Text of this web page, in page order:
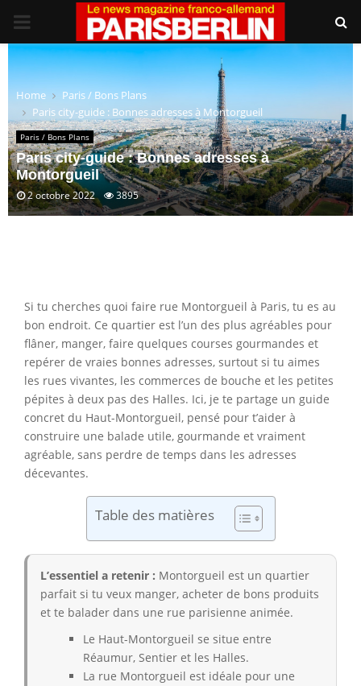
PRIMARY
MENU
Home
Paris / Bons Plans
Paris city-guide : Bonnes adresses à Montorgueil
Paris / Bons Plans
Paris city-guide : Bonnes adresses à
Montorgueil
2 octobre 2022 3895
Si tu cherches quoi faire rue Montorgueil à Paris, tu es au
bon endroit. Ce quartier est l’un des plus agréables pour
flâner, manger, faire quelques courses gourmandes et
repérer de vraies bonnes adresses, surtout si tu aimes
les rues vivantes, les commerces de bouche et les petites
pépites à deux pas des Halles. Ici, je te partage un guide
concret du Haut-Montorgueil, pensé pour t’aider à
construire une balade utile, gourmande et vraiment
agréable, sans perdre de temps dans les adresses
décevantes.
Table des matières
L’essentiel a retenir : Montorgueil est un quartier
parfait si tu veux manger, acheter de bons produits
et te balader dans une rue parisienne animée.
Le Haut-Montorgueil se situe entre
Réaumur, Sentier et les Halles.
La rue Montorgueil est idéale pour une